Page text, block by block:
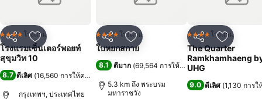
แชร์ เพิ่มในรายการโปรด
4 ดาว โรงแรม
โรงแรมเซ็นเตอร์พอยท์
สุขุมวิท 10
8.7 ดีเลิศ (16,560 การให้คะแนน
กรุงเทพฯ, ประเทศไทย
แชร์ เพิ่มในรายการโปรด
4 ดาว โรงแรม
ใบหยกสกาย
8.1 ดีมาก (69,564 การให้คะแนน)
5.3 km ถึง พระบรม
มหาราชวัง
แชร์ เพิ่มในรา
4 ดาว โรงแรม
The Quarter
Ramkhamhaeng
UHG
9.0 ดีเลิศ (1,130 การ